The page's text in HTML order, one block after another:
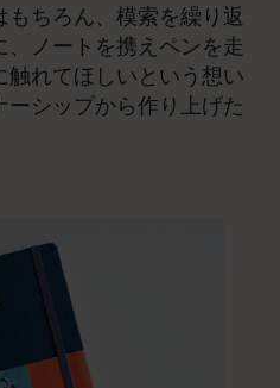
ちろん、模索を繰り返
ノートを携えペンを走
れてほしいという想い
シップから作り上げた